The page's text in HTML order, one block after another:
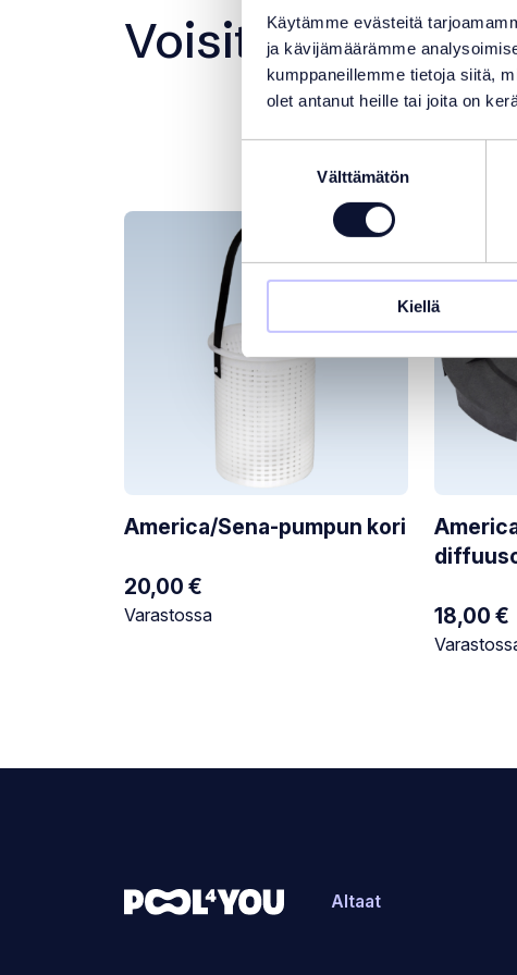
Käytämme evästeitä
ja kävijämäärämme
kumppaneillemme tietoja siitä,
olet antanut heille tai joita on
Välttämätön
Kiellä
Voisit olla myös
America/Sena-pumpun kori
20,00 €
Varastotilanne:
Varastossa
hinta
18,00 €
hinta
Altaat